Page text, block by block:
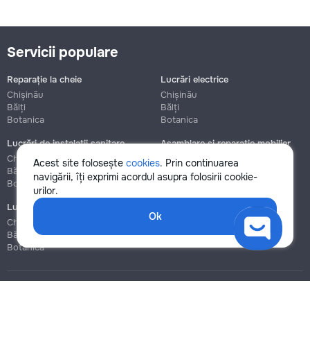
Acest site folosește cookies. Prin continuarea
navigării, îți exprimi acordul asupra folosirii cookie-
urilor.
Ok
Servicii populare
Reparație la cheie
Chișinău
Bălți
Botanica
Lucrări electrice
Chișinău
Bălți
Botanica
Lucrări de instalații sanitare
Chișinău
Bălți
Botanica
Asamblare și reparație mobilier
Chișinău
Botanica
Lucrări de construcție și instalare
Chișinău
Bălți
Botanica